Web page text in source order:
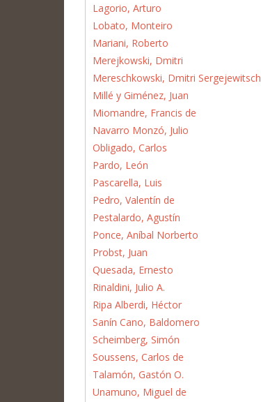
Lagorio, Arturo
Lobato, Monteiro
Mariani, Roberto
Merejkowski, Dmitri
Mereschkowski, Dmitri Sergejewitsch
Millé y Giménez, Juan
Miomandre, Francis de
Navarro Monzó, Julio
Obligado, Carlos
Pardo, León
Pascarella, Luis
Pedro, Valentín de
Pestalardo, Agustín
Ponce, Aníbal Norberto
Probst, Juan
Quesada, Ernesto
Rinaldini, Julio A.
Ripa Alberdi, Héctor
Sanín Cano, Baldomero
Scheimberg, Simón
Soussens, Carlos de
Talamón, Gastón O.
Unamuno, Miguel de